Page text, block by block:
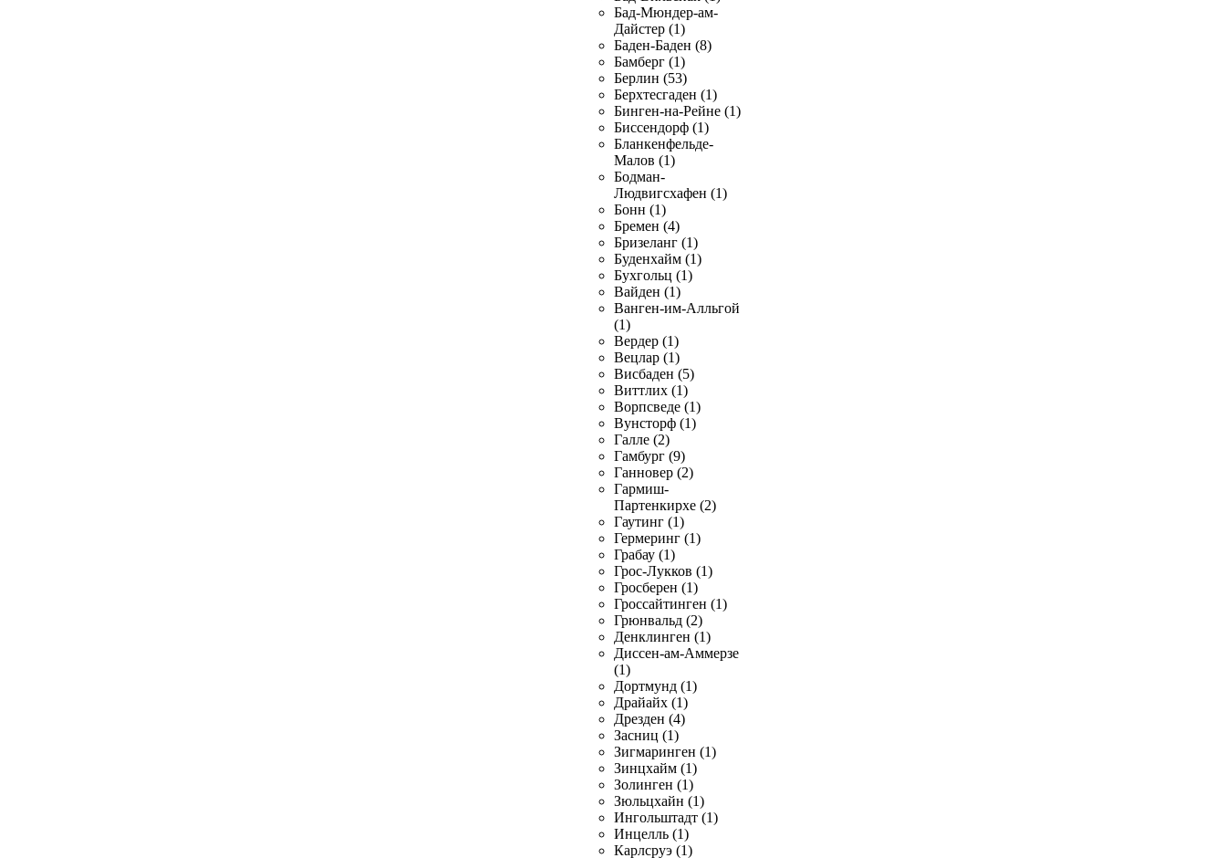
Бад-Мюндер-ам-
Дайстер (1)
Баден-Баден (8)
Бамберг (1)
Берлин (53)
Берхтесгаден (1)
Бинген-на-Рейне (1)
Биссендорф (1)
Бланкенфельде-
Малов (1)
Бодман-
Людвигсхафен (1)
Бонн (1)
Бремен (4)
Бризеланг (1)
Буденхайм (1)
Бухгольц (1)
Вайден (1)
Ванген-им-Алльгой
(1)
Вердер (1)
Вецлар (1)
Висбаден (5)
Виттлих (1)
Ворпсведе (1)
Вунсторф (1)
Галле (2)
Гамбург (9)
Ганновер (2)
Гармиш-
Партенкирхе (2)
Гаутинг (1)
Гермеринг (1)
Грабау (1)
Грос-Лукков (1)
Гросберен (1)
Гроссайтинген (1)
Грюнвальд (2)
Денклинген (1)
Диссен-ам-Аммерзе
(1)
Дортмунд (1)
Драйайх (1)
Дрезден (4)
Засниц (1)
Зигмаринген (1)
Зинцхайм (1)
Золинген (1)
Зюльцхайн (1)
Ингольштадт (1)
Инцелль (1)
Карлсруэ (1)